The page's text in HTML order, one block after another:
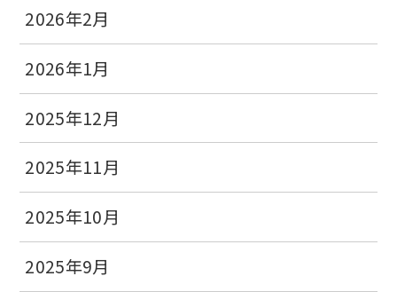
2026年2月
2026年1月
2025年12月
2025年11月
2025年10月
2025年9月